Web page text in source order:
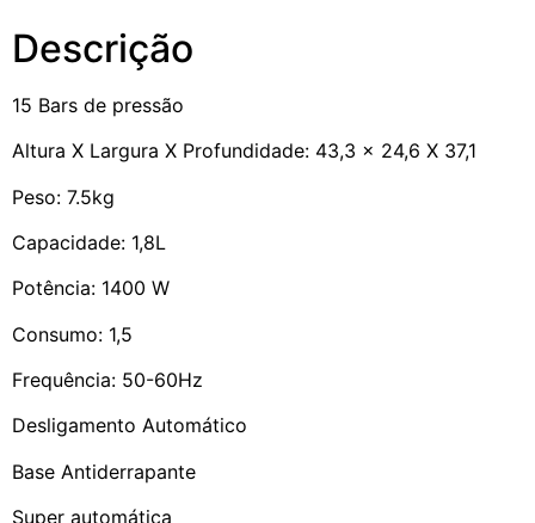
Descrição
15 Bars de pressão
Altura X Largura X Profundidade: 43,3 x 24,6 X 37,1
Peso: 7.5kg
Capacidade: 1,8L
Potência: 1400 W
Consumo: 1,5
Frequência: 50-60Hz
Desligamento Automático
Base Antiderrapante
Super automática